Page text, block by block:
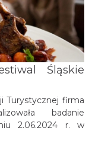
Śląskie
Turystycznej firma
badanie
2.06.2024 r. w